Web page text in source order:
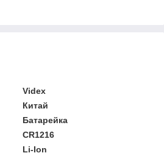
Videx
Китай
Батарейка
CR1216
Li-Ion